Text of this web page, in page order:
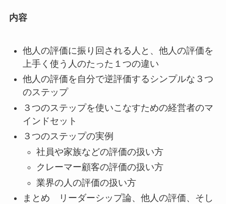
内容
他人の評価に振り回される人と、他人の評価を
上手く使う人のたった１つの違い
他人の評価を自分で逆評価するシンプルな３つ
のステップ
３つのステップを使いこなすための経営者のマ
インドセット
３つのステップの実例
社員や家族などの評価の扱い方
クレーマー顧客の評価の扱い方
業界の人の評価の扱い方
まとめ リーダーシップ論、他人の評価、そし